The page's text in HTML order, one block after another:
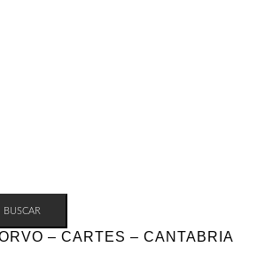
– CARTES – CANTABRIA